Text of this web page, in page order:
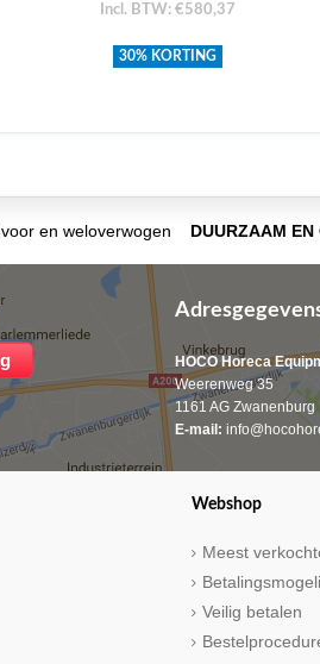
Incl. BTW: €580,37
30% KORTING
voor en weloverwogen DUURZAAM EN
HOCO Horeca
Weerenweg 35
1161 AG Zwanenburg
E-mail:
Webshop
Meest
Veilig betalen